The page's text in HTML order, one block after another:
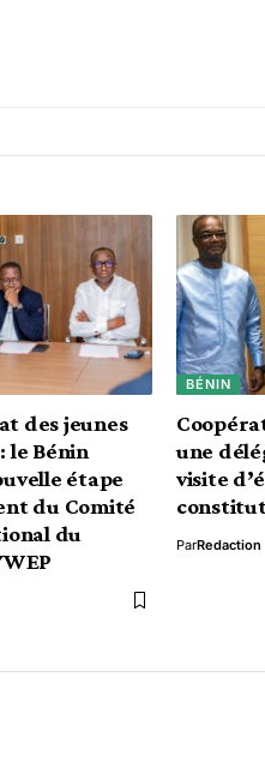
des jeunes
le Bénin
étape
du Comité
du
BÉNIN
une
visite
ParRedaction